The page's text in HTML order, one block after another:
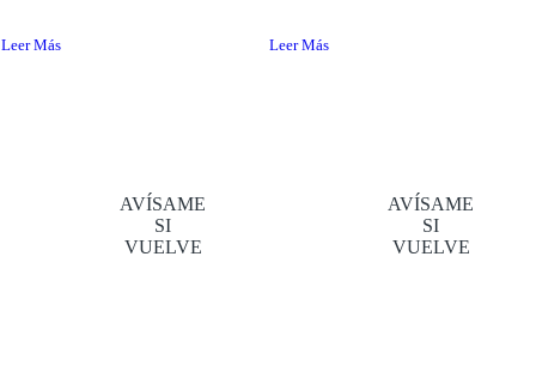
Leer Más
AVÍSAME
SI
VUELVE
Leer Más
AVÍSAME
SI
VUELVE